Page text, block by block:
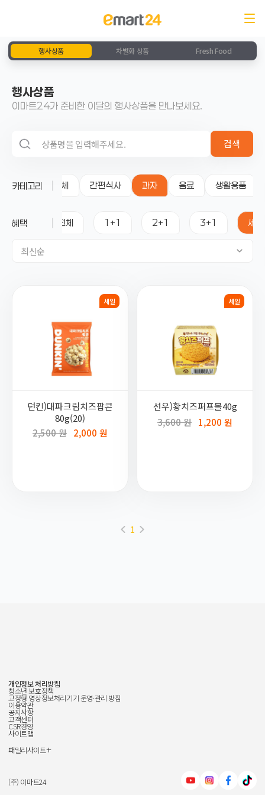
행사상품 차별화 상품 Fresh Food
행사상품
이마트24가 준비한 이달의 행사상품을 만나보세요.
검색 영역
검색
카테고리 전체 간편식사 과자 음료 생활용품
혜택 전체 1+1 2+1 3+1 세일
최신순
세일
던킨)대파크림치즈팝콘
80g(20)
2,500 원 2,000 원
세일
선우)황치즈퍼프볼40g
3,600 원 1,200 원
1
개인정보 처리방침
청소년 보호정책
고정형 영상정보처리기기 운영·관리 방침
이용약관
공지사항
고객센터
CSR경영
사이트맵
패밀리사이트+
신세계그룹
신세계백화점
(주) 이마트24